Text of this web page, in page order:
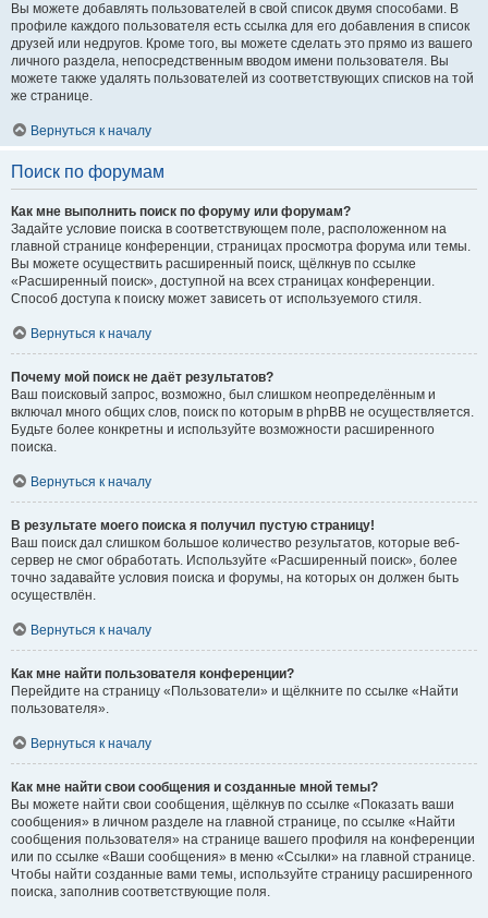
Вы можете добавлять пользователей в свой список двумя способами. В
профиле каждого пользователя есть ссылка для его добавления в список
друзей или недругов. Кроме того, вы можете сделать это прямо из вашего
личного раздела, непосредственным вводом имени пользователя. Вы
можете также удалять пользователей из соответствующих списков на той
же странице.
Вернуться к началу
Поиск по форумам
Как мне выполнить поиск по форуму или форумам?
Задайте условие поиска в соответствующем поле, расположенном на
главной странице конференции, страницах просмотра форума или темы.
Вы можете осуществить расширенный поиск, щёлкнув по ссылке
«Расширенный поиск», доступной на всех страницах конференции.
Способ доступа к поиску может зависеть от используемого стиля.
Вернуться к началу
Почему мой поиск не даёт результатов?
Ваш поисковый запрос, возможно, был слишком неопределённым и
включал много общих слов, поиск по которым в phpBB не осуществляется.
Будьте более конкретны и используйте возможности расширенного
поиска.
Вернуться к началу
В результате моего поиска я получил пустую страницу!
Ваш поиск дал слишком большое количество результатов, которые веб-
сервер не смог обработать. Используйте «Расширенный поиск», более
точно задавайте условия поиска и форумы, на которых он должен быть
осуществлён.
Вернуться к началу
Как мне найти пользователя конференции?
Перейдите на страницу «Пользователи» и щёлкните по ссылке «Найти
пользователя».
Вернуться к началу
Как мне найти свои сообщения и созданные мной темы?
Вы можете найти свои сообщения, щёлкнув по ссылке «Показать ваши
сообщения» в личном разделе на главной странице, по ссылке «Найти
сообщения пользователя» на странице вашего профиля на конференции
или по ссылке «Ваши сообщения» в меню «Ссылки» на главной странице.
Чтобы найти созданные вами темы, используйте страницу расширенного
поиска, заполнив соответствующие поля.